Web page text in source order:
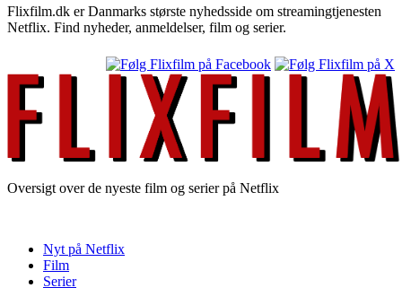
Flixfilm.dk er Danmarks største nyhedsside om streamingtjenesten
Netflix. Find nyheder, anmeldelser, film og serier.
Oversigt over de nyeste film og serier på Netflix
Nyt på Netflix
Film
Serier